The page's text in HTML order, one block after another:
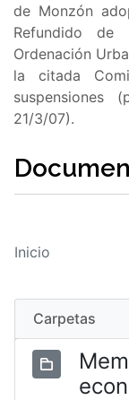
de Monzón
Refundido
Ordenación
la citada
suspensiones
21/3/07).
Inicio
Carpetas